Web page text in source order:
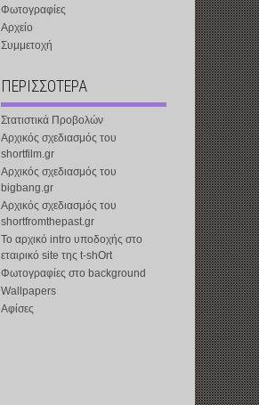
Φωτογραφίες
Αρχείο
Συμμετοχή
ΠΕΡΙΣΣΟΤΕΡΑ
Στατιστικά Προβολών
Αρχικός σχεδιασμός του
shortfilm.gr
Αρχικός σχεδιασμός του
bigbang.gr
Αρχικός σχεδιασμός του
shortfromthepast.gr
Το αρχικό intro υποδοχής στο
εταιρικό site της t-shOrt
Φωτογραφίες στο background
Wallpapers
Αφίσες